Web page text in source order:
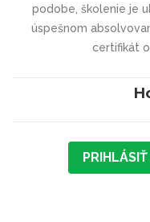
podobe, školenie je
úspešnom
certifikát